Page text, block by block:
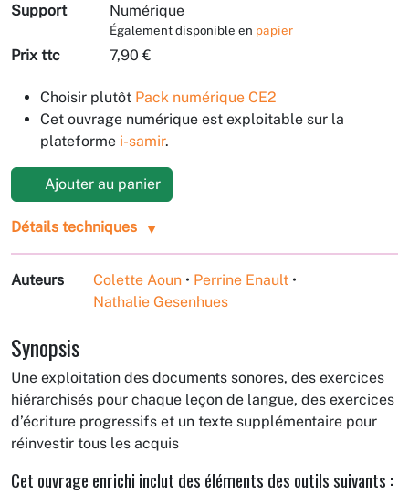
Support
Numérique
Également disponible en papier
Prix ttc 7,90 €
Choisir plutôt Pack numérique CE2
Cet ouvrage numérique est exploitable sur la
plateforme i-samir.
Ajouter au panier
Détails techniques
Auteurs Colette Aoun • Perrine Enault •
Nathalie Gesenhues
Synopsis
Une exploitation des documents sonores, des exercices
hiérarchisés pour chaque leçon de langue, des exercices
d’écriture progressifs et un texte supplémentaire pour
réinvestir tous les acquis
Cet ouvrage enrichi inclut des éléments des outils suivants :